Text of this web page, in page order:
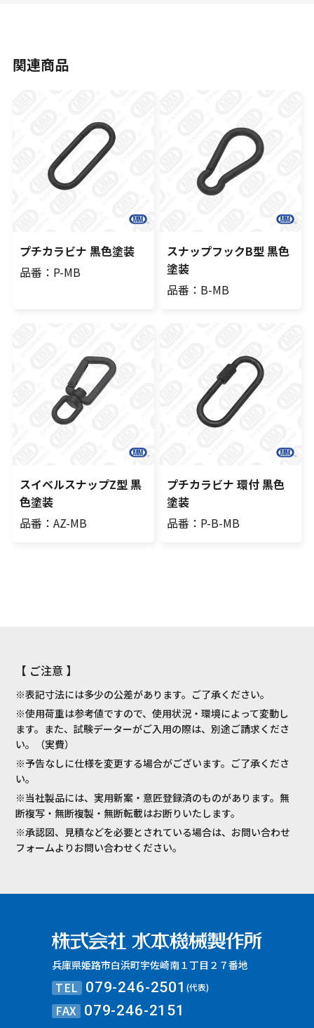
関連商品
プチカラビナ 黒色塗装
品番：P-MB
スナップフックB型 黒色
塗装
品番：B-MB
スイベルスナップZ型 黒
色塗装
品番：AZ-MB
プチカラビナ 環付 黒色
塗装
品番：P-B-MB
【 ご注意 】
※表記寸法には多少の公差があります。ご了承ください。
※使用荷重は参考値ですので、使用状況・環境によって変動し
ます。また、試験データーがご入用の際は、別途ご請求くださ
い。（実費）
※予告なしに仕様を変更する場合がございます。ご了承くださ
い。
※当社製品には、実用新案・意匠登録済のものがあります。無
断複写・無断複製・無断転載はお断りいたします。
※承認図、見積などを必要とされている場合は、お問い合わせ
フォームよりお問い合わせください。
兵庫県姫路市白浜町宇佐崎南１丁目２７番地
TEL 079-246-2501(代表)
FAX 079-246-2151